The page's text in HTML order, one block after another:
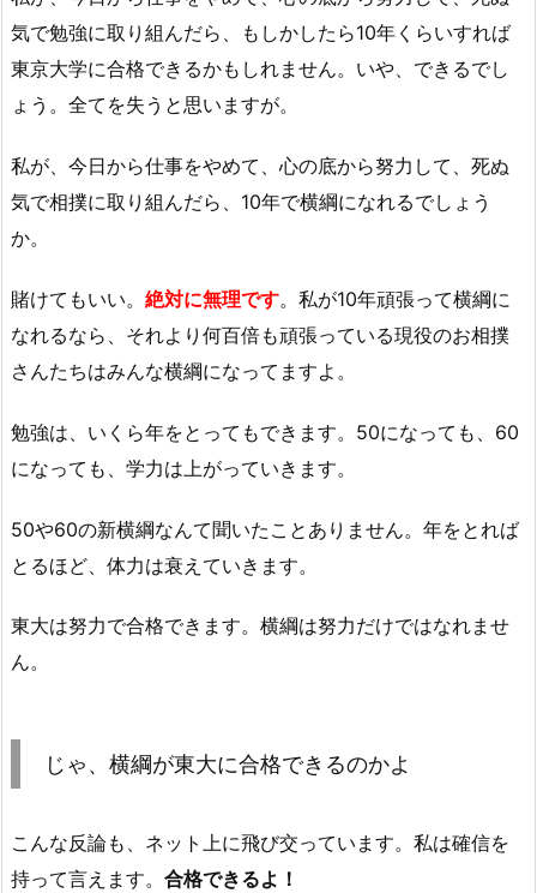
気で勉強に取り組んだら、もしかしたら10年くらいすれば
東京大学に合格できるかもしれません。いや、できるでし
ょう。全てを失うと思いますが。
私が、今日から仕事をやめて、心の底から努力して、死ぬ
気で相撲に取り組んだら、10年で横綱になれるでしょう
か。
賭けてもいい。 絶対に無理です。私が10年頑張って横綱に
なれるなら、それより何百倍も頑張っている現役のお相撲
さんたちはみんな横綱になってますよ。
勉強は、いくら年をとってもできます。50になっても、60
になっても、学力は上がっていきます。
50や60の新横綱なんて聞いたことありません。年をとれば
とるほど、体力は衰えていきます。
東大は努力で合格できます。横綱は努力だけではなれませ
ん。
じゃ、横綱が東大に合格できるのかよ
こんな反論も、ネット上に飛び交っています。私は確信を
持って言えます。 合格できるよ！